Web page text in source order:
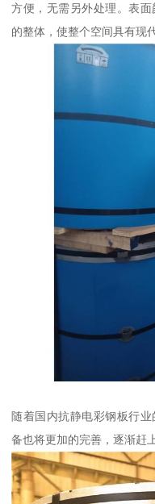
方便，无需另外处理。表
的整体，使整个空间具有现
随着国内抗静电彩钢板行
备也将更加的完善，逐渐赶